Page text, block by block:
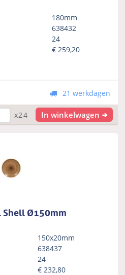
180mm
638432
24
€ 259,20
21 werkdagen
x24 In winkelwagen
Shell Ø150mm
150x20mm
638437
24
€232,80